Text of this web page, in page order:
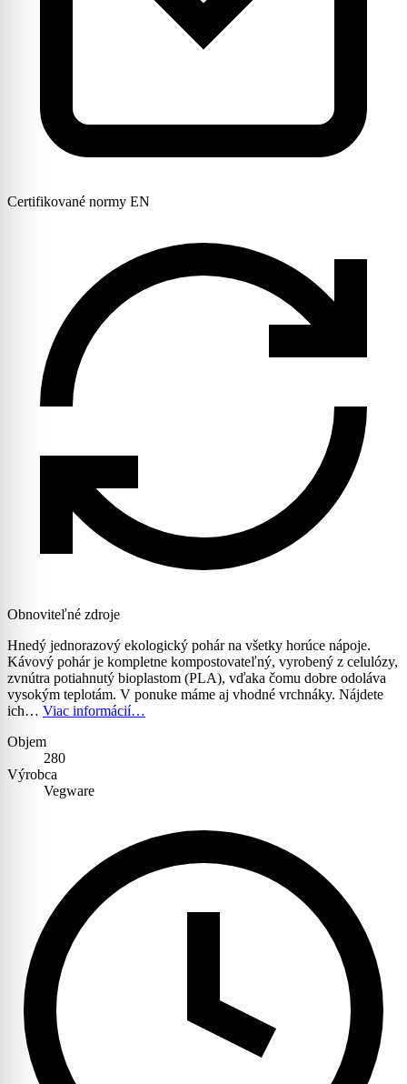
Certifikované normy EN
Obnoviteľné zdroje
Hnedý jednorazový ekologický pohár na všetky horúce nápoje.
Kávový pohár je kompletne kompostovateľný, vyrobený z celulózy,
zvnútra potiahnutý bioplastom (PLA), vďaka čomu dobre odoláva
vysokým teplotám. V ponuke máme aj vhodné vrchnáky. Nájdete
ich… Viac informácií…
Objem
280
Výrobca
Vegware